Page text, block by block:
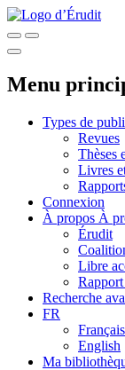
Menu
Types de
Revues
Thèses
Livres
Connexion
À propos À
Érudit
Libre
Recherche
FR
Français
English
Ma